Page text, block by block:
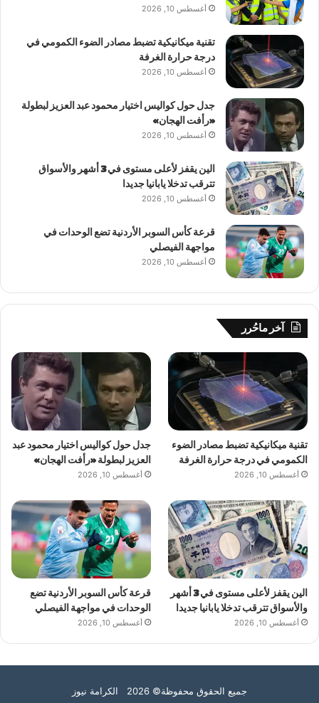
أغسطس 10, 2026
تقنية ميكانيكية تضبط مصادر الضوء الكمومي في
درجة حرارة الغرفة
أغسطس 10, 2026
جدل حول كواليس اختيار محمود عبد العزيز لبطولة
«رأفت الهجان»
أغسطس 10, 2026
الين يقفز لأعلى مستوى في 3 أشهر والأسواق
تترقب تدخلا يابانيا جديدا
أغسطس 10, 2026
قرعة كأس السوبر الأردنية تضع الوحدات في
مواجهة الفيصلي
أغسطس 10, 2026
آخر ماحُرر
تقنية ميكانيكية تضبط مصادر الضوء
الكمومي في درجة حرارة الغرفة
أغسطس 10, 2026
جدل حول كواليس اختيار محمود عبد
العزيز لبطولة «رأفت الهجان»
أغسطس 10, 2026
الين يقفز لأعلى مستوى في 3 أشهر
والأسواق تترقب تدخلا يابانيا جديدا
أغسطس 10, 2026
قرعة كأس السوبر الأردنية تضع
الوحدات في مواجهة الفيصلي
أغسطس 10, 2026
جميع الحقوق محفوظة© 2026 الكرامة نيوز